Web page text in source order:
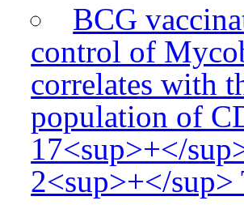
BCG
control of
correlates with
population of
17<sup>+</
2<sup>+</sup>